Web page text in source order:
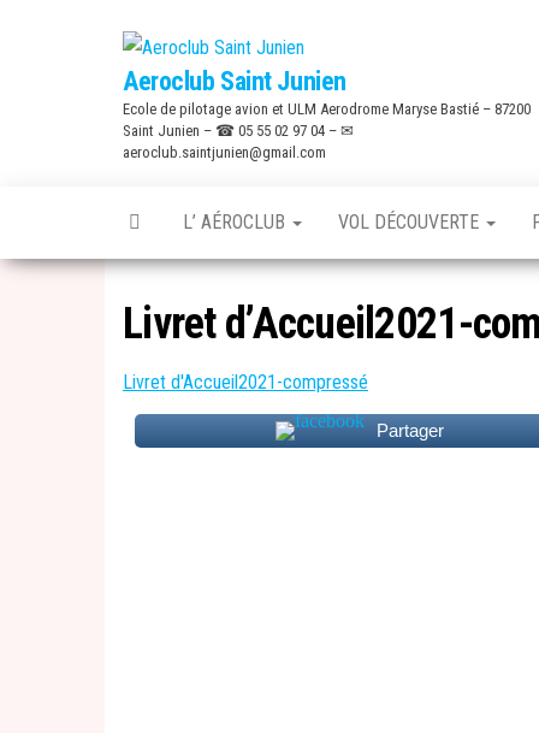
Aeroclub Saint Junien
Ecole de pilotage avion et ULM Aerodrome Maryse Bastié – 87200
Saint Junien – ☎ 05 55 02 97 04 – ✉
aeroclub.saintjunien@gmail.com
L’ AÉROCLUB VOL DÉCOUVERTE
Livret d’Accueil2021-
Livret d'Accueil2021-compressé
Partager